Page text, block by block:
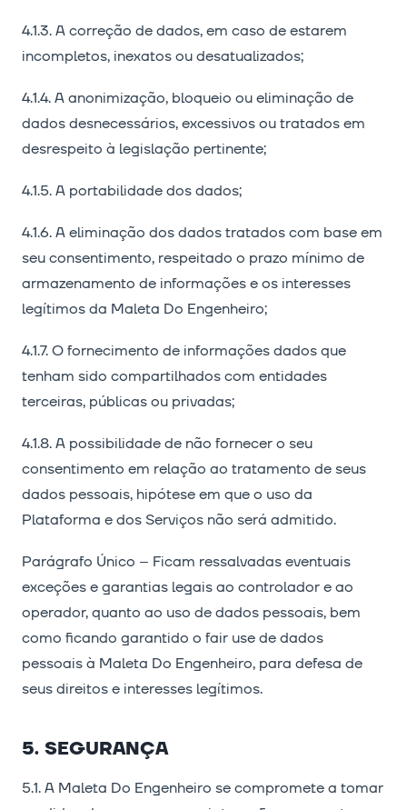
4.1.3. A correção de dados, em caso de estarem
incompletos, inexatos ou desatualizados;
4.1.4. A anonimização, bloqueio ou eliminação de
dados desnecessários, excessivos ou tratados em
desrespeito à legislação pertinente;
4.1.5. A portabilidade dos dados;
4.1.6. A eliminação dos dados tratados com base em
seu consentimento, respeitado o prazo mínimo de
armazenamento de informações e os interesses
legítimos da Maleta Do Engenheiro;
4.1.7. O fornecimento de informações dados que
tenham sido compartilhados com entidades
terceiras, públicas ou privadas;
4.1.8. A possibilidade de não fornecer o seu
consentimento em relação ao tratamento de seus
dados pessoais, hipótese em que o uso da
Plataforma e dos Serviços não será admitido.
Parágrafo Único – Ficam ressalvadas eventuais
exceções e garantias legais ao controlador e ao
operador, quanto ao uso de dados pessoais, bem
como ficando garantido o fair use de dados
pessoais à Maleta Do Engenheiro, para defesa de
seus direitos e interesses legítimos.
5. SEGURANÇA
5.1. A Maleta Do Engenheiro se compromete a tomar